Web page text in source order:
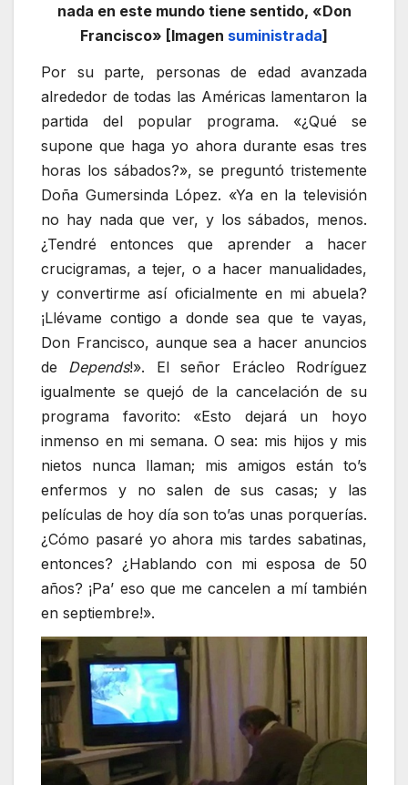
nada en este mundo tiene sentido, «Don
Francisco» [Imagen suministrada]
Por su parte, personas de edad avanzada
alrededor de todas las Américas lamentaron la
partida del popular programa. «¿Qué se
supone que haga yo ahora durante esas tres
horas los sábados?», se preguntó tristemente
Doña Gumersinda López. «Ya en la televisión
no hay nada que ver, y los sábados, menos.
¿Tendré entonces que aprender a hacer
crucigramas, a tejer, o a hacer manualidades,
y convertirme así oficialmente en mi abuela?
¡Llévame contigo a donde sea que te vayas,
Don Francisco, aunque sea a hacer anuncios
de Depends!». El señor Erácleo Rodríguez
igualmente se quejó de la cancelación de su
programa favorito: «Esto dejará un hoyo
inmenso en mi semana. O sea: mis hijos y mis
nietos nunca llaman; mis amigos están to’s
enfermos y no salen de sus casas; y las
películas de hoy día son to’as unas porquerías.
¿Cómo pasaré yo ahora mis tardes sabatinas,
entonces? ¿Hablando con mi esposa de 50
años? ¡Pa’ eso que me cancelen a mí también
en septiembre!».